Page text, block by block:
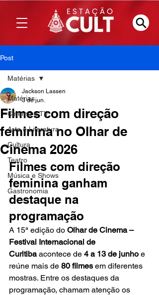
Post
Matérias
Cinema e TV
Arte e Literatura
Cultura
Teatro
Música e Shows
Gastronomia
Matérias
Filmes com direção
feminina no Olhar de
Cinema 2026
Jackson Lassen
3 de jun.
Filmes com direção
feminina ganham
destaque na
programação
A 15ª edição do Olhar de Cinema –
Festival Internacional de
Curitiba acontece de 4 a 13 de junho e
reúne mais de 80 filmes em diferentes
mostras. Entre os destaques da
programação, chamam atenção os